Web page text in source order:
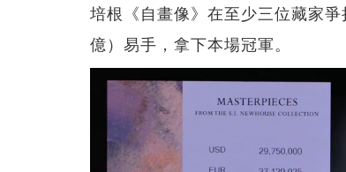
培根《自畫像》在至少三位藏家
億）易手，拿下本場冠軍。